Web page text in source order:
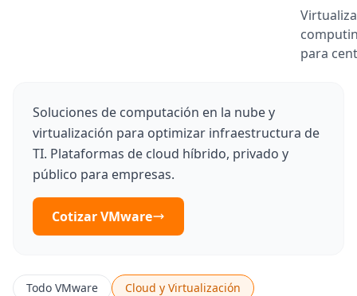
para
Soluciones de computación en la nube y
virtualización para optimizar infraestructura de
TI. Plataformas de cloud híbrido, privado y
público para empresas.
Cotizar VMware
Todo VMware
Cloud y Virtualización